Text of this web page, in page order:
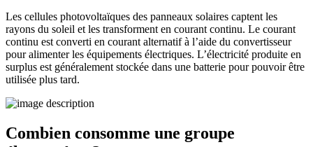
Les cellules photovoltaïques des panneaux solaires captent les
rayons du soleil et les transforment en courant continu. Le courant
continu est converti en courant alternatif à l’aide du convertisseur
pour alimenter les équipements électriques. L’électricité produite en
surplus est généralement stockée dans une batterie pour pouvoir être
utilisée plus tard.
Combien consomme une groupe